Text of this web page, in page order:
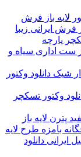
لایه باز فرش
فرش ایرانی زیبا
پارچه
ست اداری سیاه و
دانلود وکتور
وکتور تسکچر
پترن لایه باز
طرح لایه
دانلود